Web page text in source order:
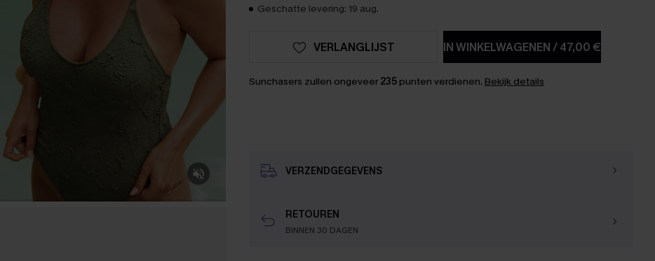
Geschatte levering: 19 aug.
IN WINKELWAGENEN/47,00 €
VERLANGLIJST
Sunchasers zullen ongeveer 235punten verdienen. Bekijk details
VERZENDGEGEVENS
RETOUREN
BINNEN 30 DAGEN